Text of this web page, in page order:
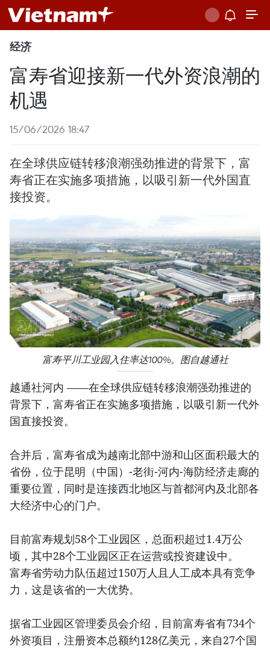
经济
富寿省迎接新一代外资浪潮的
机遇
15/06/2026 18:47
在全球供应链转移浪潮强劲推进的背景下，富
寿省正在实施多项措施，以吸引新一代外国直
接投资。
富寿平川工业园入住率达100%。图自越通社
越通社河内 ——在全球供应链转移浪潮强劲推进的
背景下，富寿省正在实施多项措施，以吸引新一代外
国直接投资。
合并后，富寿省成为越南北部中游和山区面积最大的
省份，位于昆明（中国）-老街-河内-海防经济走廊的
重要位置，同时是连接西北地区与首都河内及北部各
大经济中心的门户。
目前富寿规划58个工业园区，总面积超过1.4万公
顷，其中28个工业园区正在运营或投资建设中。
富寿省劳动力队伍超过150万人且人工成本具有竞争
力，这是该省的一大优势。
据省工业园区管理委员会介绍，目前富寿省有734个
外资项目，注册资本总额约128亿美元，来自27个国